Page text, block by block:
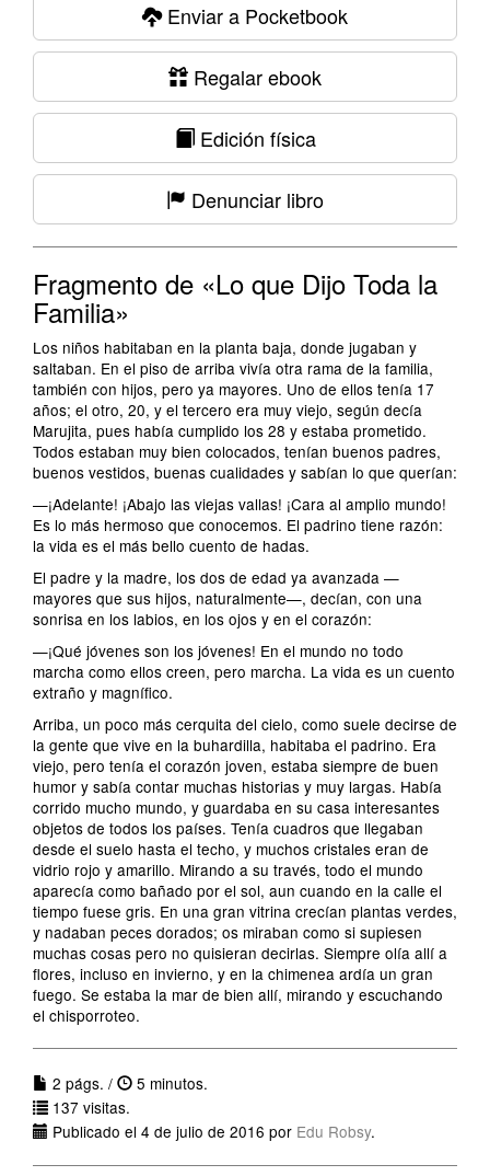
Enviar a Pocketbook
Regalar ebook
Edición física
Denunciar libro
Fragmento de «Lo que Dijo Toda la
Familia»
Los niños habitaban en la planta baja, donde jugaban y
saltaban. En el piso de arriba vivía otra rama de la familia,
también con hijos, pero ya mayores. Uno de ellos tenía 17
años; el otro, 20, y el tercero era muy viejo, según decía
Marujita, pues había cumplido los 28 y estaba prometido.
Todos estaban muy bien colocados, tenían buenos padres,
buenos vestidos, buenas cualidades y sabían lo que querían:
—¡Adelante! ¡Abajo las viejas vallas! ¡Cara al amplio mundo!
Es lo más hermoso que conocemos. El padrino tiene razón:
la vida es el más bello cuento de hadas.
El padre y la madre, los dos de edad ya avanzada —
mayores que sus hijos, naturalmente—, decían, con una
sonrisa en los labios, en los ojos y en el corazón:
—¡Qué jóvenes son los jóvenes! En el mundo no todo
marcha como ellos creen, pero marcha. La vida es un cuento
extraño y magnífico.
Arriba, un poco más cerquita del cielo, como suele decirse de
la gente que vive en la buhardilla, habitaba el padrino. Era
viejo, pero tenía el corazón joven, estaba siempre de buen
humor y sabía contar muchas historias y muy largas. Había
corrido mucho mundo, y guardaba en su casa interesantes
objetos de todos los países. Tenía cuadros que llegaban
desde el suelo hasta el techo, y muchos cristales eran de
vidrio rojo y amarillo. Mirando a su través, todo el mundo
aparecía como bañado por el sol, aun cuando en la calle el
tiempo fuese gris. En una gran vitrina crecían plantas verdes,
y nadaban peces dorados; os miraban como si supiesen
muchas cosas pero no quisieran decirlas. Siempre olía allí a
flores, incluso en invierno, y en la chimenea ardía un gran
fuego. Se estaba la mar de bien allí, mirando y escuchando
el chisporroteo.
2 págs. /
5 minutos.
137 visitas.
Publicado el 4 de julio de 2016 por Edu Robsy.